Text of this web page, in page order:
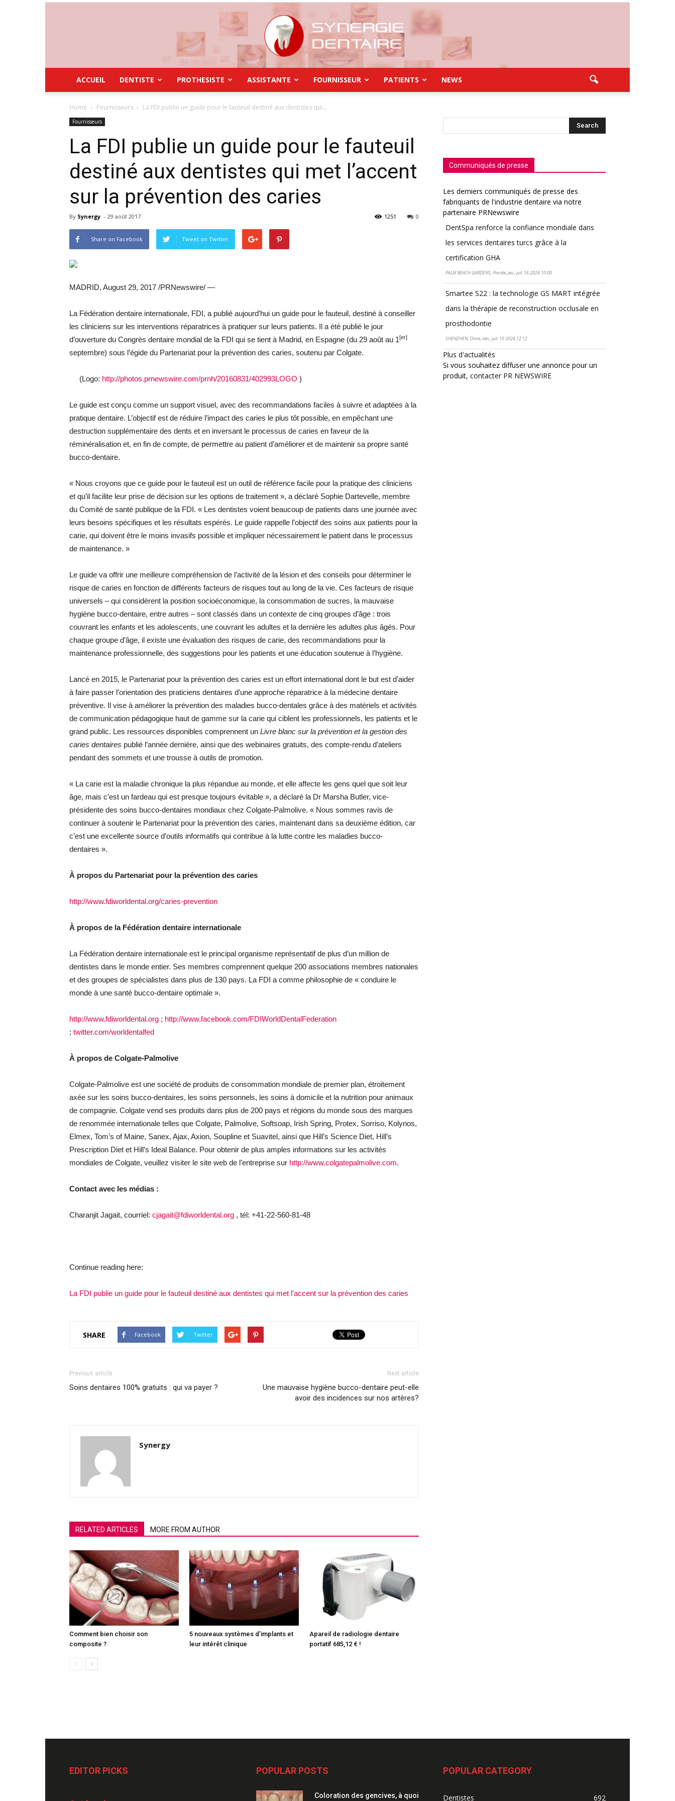
Dentaire
ACCUEIL DENTISTE PROTHESISTE ASSISTANTE FOURNISSEUR PATIENTS NEWS
Home Fournisseurs La FDI publie un guide pour le fauteuil destiné aux dentistes qui...
Fournisseurs
La FDI publie un guide pour le fauteuil
destiné aux dentistes qui met l’accent
sur la prévention des caries
By Synergy - 29 août 2017 0
1251
Share on Facebook Tweet on Twitter
MADRID, August 29, 2017 /PRNewswire/ —
La Fédération dentaire internationale, FDI, a publié aujourd’hui un guide pour le fauteuil, destiné à conseiller
les cliniciens sur les interventions réparatrices à pratiquer sur leurs patients. Il a été publié le jour
d’ouverture du Congrès dentaire mondial de la FDI qui se tient à Madrid, en Espagne (du 29 août au 1[er]
septembre) sous l’égide du Partenariat pour la prévention des caries, soutenu par Colgate.
(Logo: http://photos.prnewswire.com/prnh/20160831/402993LOGO )
Le guide est conçu comme un support visuel, avec des recommandations faciles à suivre et adaptées à la
pratique dentaire. L’objectif est de réduire l’impact des caries le plus tôt possible, en empêchant une
destruction supplémentaire des dents et en inversant le processus de caries en faveur de la
réminéralisation et, en fin de compte, de permettre au patient d’améliorer et de maintenir sa propre santé
bucco-dentaire.
« Nous croyons que ce guide pour le fauteuil est un outil de référence facile pour la pratique des cliniciens
et qu’il facilite leur prise de décision sur les options de traitement », a déclaré Sophie Dartevelle, membre
du Comité de santé publique de la FDI. « Les dentistes voient beaucoup de patients dans une journée avec
leurs besoins spécifiques et les résultats espérés. Le guide rappelle l’objectif des soins aux patients pour la
carie, qui doivent être le moins invasifs possible et impliquer nécessairement le patient dans le processus
de maintenance. »
Le guide va offrir une meilleure compréhension de l’activité de la lésion et des conseils pour déterminer le
risque de caries en fonction de différents facteurs de risques tout au long de la vie. Ces facteurs de risque
universels – qui considèrent la position socioéconomique, la consommation de sucres, la mauvaise
hygiène bucco-dentaire, entre autres – sont classés dans un contexte de cinq groupes d’âge : trois
couvrant les enfants et les adolescents, une couvrant les adultes et la dernière les adultes plus âgés. Pour
chaque groupe d’âge, il existe une évaluation des risques de carie, des recommandations pour la
maintenance professionnelle, des suggestions pour les patients et une éducation soutenue à l’hygiène.
Lancé en 2015, le Partenariat pour la prévention des caries est un effort international dont le but est d’aider
à faire passer l’orientation des praticiens dentaires d’une approche réparatrice à la médecine dentaire
préventive. Il vise à améliorer la prévention des maladies bucco-dentales grâce à des matériels et activités
de communication pédagogique haut de gamme sur la carie qui ciblent les professionnels, les patients et le
grand public. Les ressources disponibles comprennent un Livre blanc sur la prévention et la gestion des
caries dentaires publié l’année dernière, ainsi que des webinaires gratuits, des compte-rendu d’ateliers
pendant des sommets et une trousse à outils de promotion.
« La carie est la maladie chronique la plus répandue au monde, et elle affecte les gens quel que soit leur
âge, mais c’est un fardeau qui est presque toujours évitable », a déclaré la Dr Marsha Butler, vice-
présidente des soins bucco-dentaires mondiaux chez Colgate-Palmolive. « Nous sommes ravis de
continuer à soutenir le Partenariat pour la prévention des caries, maintenant dans sa deuxième édition, car
c’est une excellente source d’outils informatifs qui contribue à la lutte contre les maladies bucco-
dentaires ».
À propos du Partenariat pour la prévention des caries
http://www.fdiworldental.org/caries-prevention
À propos de la Fédération dentaire internationale
La Fédération dentaire internationale est le principal organisme représentatif de plus d’un million de
dentistes dans le monde entier. Ses membres comprennent quelque 200 associations membres nationales
et des groupes de spécialistes dans plus de 130 pays. La FDI a comme philosophie de « conduire le
monde à une santé bucco-dentaire optimale ».
http://www.fdiworldental.org ; http://www.facebook.com/FDIWorldDentalFederation
; twitter.com/worldentalfed
À propos de Colgate-Palmolive
Colgate-Palmolive est une société de produits de consommation mondiale de premier plan, étroitement
axée sur les soins bucco-dentaires, les soins personnels, les soins à domicile et la nutrition pour animaux
de compagnie. Colgate vend ses produits dans plus de 200 pays et régions du monde sous des marques
de renommée internationale telles que Colgate, Palmolive, Softsoap, Irish Spring, Protex, Sorriso, Kolynos,
Elmex, Tom’s of Maine, Sanex, Ajax, Axion, Soupline et Suavitel, ainsi que Hill’s Science Diet, Hill’s
Prescription Diet et Hill’s Ideal Balance. Pour obtenir de plus amples informations sur les activités
mondiales de Colgate, veuillez visiter le site web de l’entreprise sur http://www.colgatepalmolive.com.
Contact avec les médias :
Charanjit Jagait, courriel: cjagait@fdiworldental.org , tél: +41-22-560-81-48
Continue reading here:
La FDI publie un guide pour le fauteuil destiné aux dentistes qui met l’accent sur la prévention des caries
SHARE Facebook Twitter
Previous article
Soins dentaires 100% gratuits : qui va payer ?
Next article
Une mauvaise hygiène bucco-dentaire peut-elle
avoir des incidences sur nos artères?
Synergy
RELATED ARTICLES MORE FROM AUTHOR
Comment bien choisir son
composite ?
5 nouveaux systèmes d’implants et
leur intérêt clinique
Apareil de radiologie dentaire
portatif 685,12 € !
Communiqués de presse
Les derniers communiqués de presse des
fabriquants de l'industrie dentaire via notre
partenaire PRNewswire
DentSpa renforce la confiance mondiale dans
les services dentaires turcs grâce à la
certification GHA
PALM BEACH GARDENS, Floride, jeu., juil. 16 2026 10:00
Smartee S22 : la technologie GS MART intégrée
dans la thérapie de reconstruction occlusale en
prosthodontie
SHENZHEN, Chine, ven., juil. 10 2026 12:12
Plus d'actualités
Si vous souhaitez diffuser une annonce pour un
produit, contacter PR NEWSWIRE
EDITOR PICKS POPULAR POSTS
Coloration des gencives, à quoi
POPULAR CATEGORY
Dentistes 692